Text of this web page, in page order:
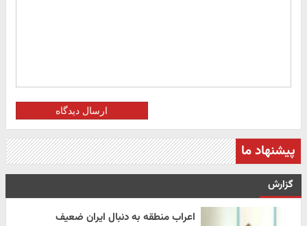
ارسال دیدگاه
پیشنهاد ما
گزارش
اعراب منطقه به دنبال ایران ضعیف